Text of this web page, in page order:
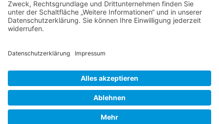
NACH OBEN
Alle Rechte vorbehalten: Verlagsgruppe Knapp - Richardi -
Verlag für Absatzwirtschaft
Kontakt AGB Nutzungsbedingungen Datenschutz Impressum